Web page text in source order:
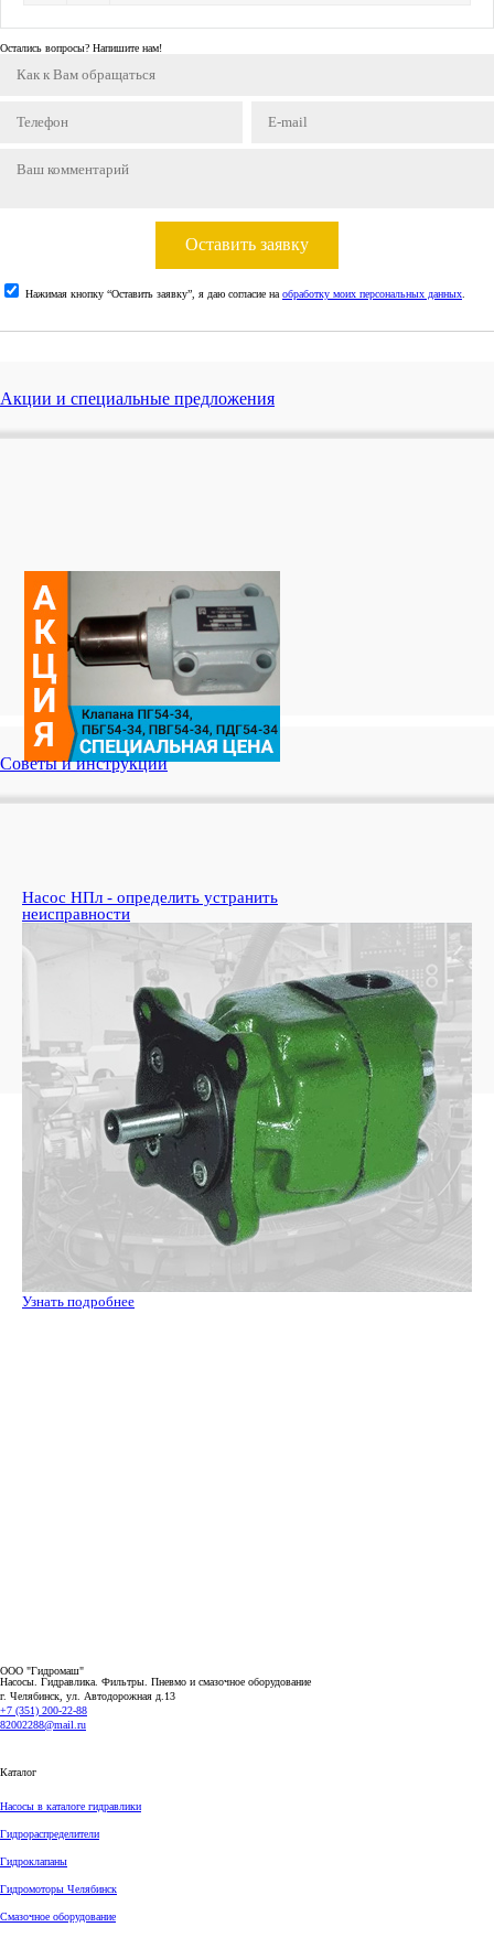
Остались вопросы? Напишите нам!
Оставить заявку
Нажимая кнопку “Оставить заявку”, я даю согласие на обработку моих персональных данных
Акции и специальные предложения
Советы и инструкции
Насос НПл - определить устранить
неисправности
Узнать подробнее
ООО "Гидромаш"
Насосы. Гидравлика. Фильтры. Пневмо и смазочное оборудование
г. Челябинск, ул. Автодорожная д.13
+7 (351) 200-22-88
82002288@mail.ru
Каталог
Насосы в каталоге гидравлики
Гидрораспределители
Гидроклапаны
Гидромоторы Челябинск
Смазочное оборудование